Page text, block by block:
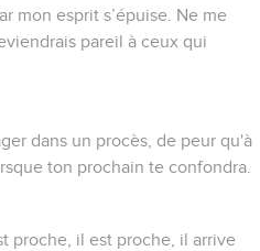
mon esprit s’épuise. Ne me
pareil à ceux qui
dans un procès, de peur qu'à
ton prochain te confondra.
proche, il est proche, il arrive